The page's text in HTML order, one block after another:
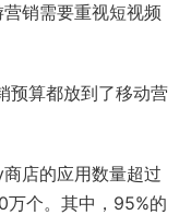
销需要重视短视频
预算都放到了移动营
店的应用数量超过
个。其中，95%的